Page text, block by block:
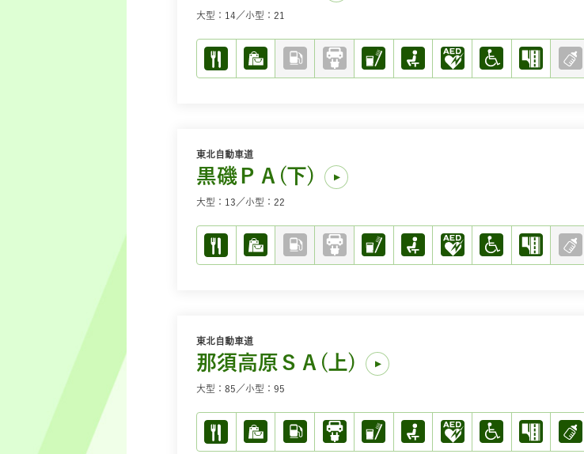
大型：14／小型：21
東北自動車道
黒磯ＰＡ(下)
大型：13／小型：22
東北自動車道
那須高原ＳＡ(上)
大型：85／小型：95